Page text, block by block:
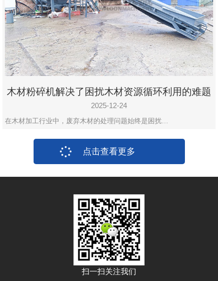
木材粉碎机解决了困扰木材资源循环利用的难题
2025-12-24
在木材加工行业中，废弃木材的处理问题始终是困扰…
点击查看更多
扫一扫关注我们